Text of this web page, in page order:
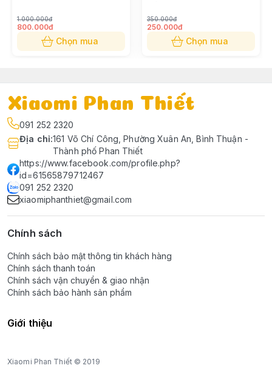
1.000.000đ
800.000đ
Chọn mua
350.000đ
250.000đ
Chọn mua
Xiaomi Phan Thiết
091 252 2320
Địa chỉ:161 Võ Chí Công, Phường Xuân An, Bình Thuận -
Thành phố Phan Thiết
https://www.facebook.com/profile.php?
id=61565879712467
091 252 2320
xiaomiphanthiet@gmail.com
Chính sách
Chính sách bảo mật thông tin khách hàng
Chính sách thanh toán
Chính sách vận chuyển & giao nhận
Chính sách bảo hành sản phẩm
Giới thiệu
Xiaomi Phan Thiết © 2019